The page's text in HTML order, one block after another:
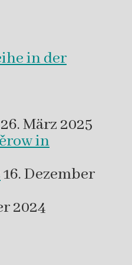
in der
26. März 2025
in
16. Dezember
2024